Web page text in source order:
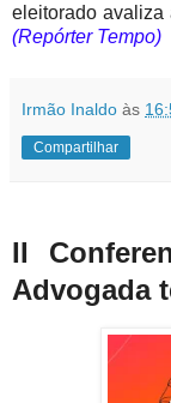
eleitorado avaliza
(RepórterTempo)
Irmão Inaldo às
Compartilhar
II
Advogada